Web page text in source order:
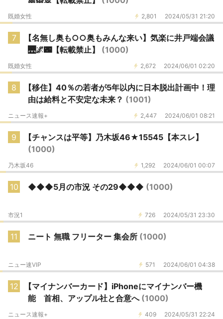
2,801 2024/05/31 21:20
既婚女性
7
【名無し奥も○○奥もみんな来い】気楽に井戸端会議
🌉🌌🌃【転載禁止】 (1000)
2,672 2024/06/01 02:20
既婚女性
8
【移住】40％の若者が5年以内に日本脱出計画中！理
由は給料と不安定な未来？ (1001)
2,447 2024/06/01 08:21
ニュース速報+
9
【チャンスは平等】乃木坂46★15545【本スレ】
(1000)
1,292 2024/06/01 00:07
乃木坂46
10 ◆◆◆5月の市況 その29◆◆◆ (1000)
726 2024/05/31 23:30
市況1
11 ニート 無職 フリーター 集会所 (1000)
571 2024/06/01 04:38
ニュー速VIP
12
【マイナンバーカード】iPhoneにマイナンバー機
能 首相、アップル社と合意へ (1000)
409 2024/05/31 22:24
ニュース速報+